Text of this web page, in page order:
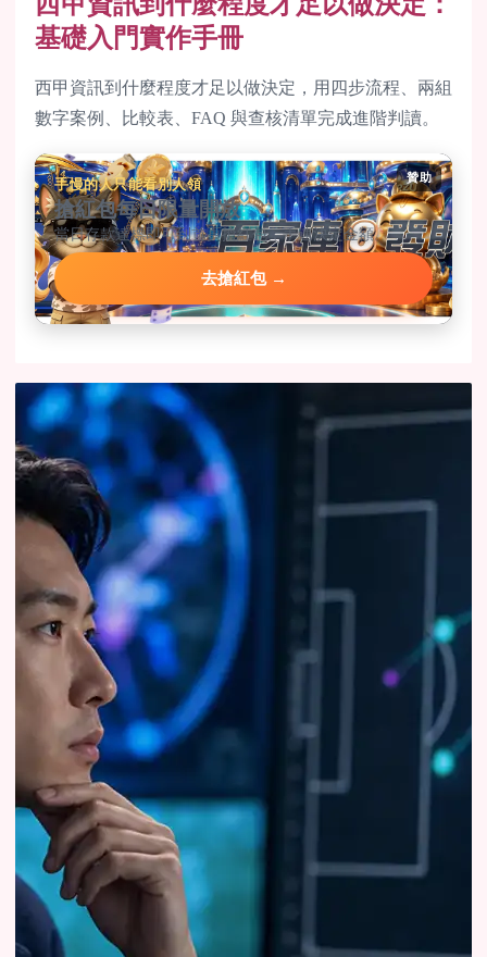
基礎入門實作手冊
西甲資訊到什麼程度才足以做決定，用四步流程、兩組
數字案例、比較表、FAQ 與查核清單完成進階判讀。
贊助
手慢的人只能看別人領
搶紅包每日限量開放
當日存款達標即可到首頁搶紅包，手速決定金額。
去搶紅包 →